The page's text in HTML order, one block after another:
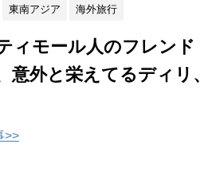
東南アジア 海外旅行
ィモール人のフレンド
意外と栄えてるディリ、
>>